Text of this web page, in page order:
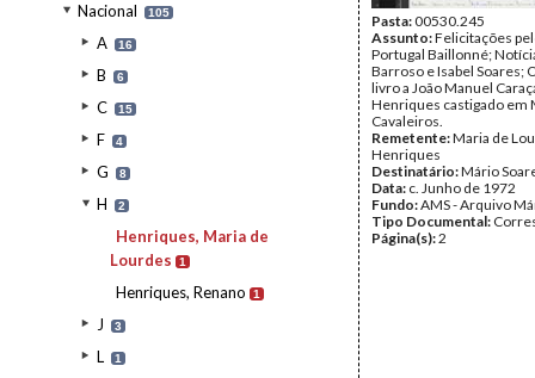
Nacional 105
A 16
B 6
C 15
F 4
G 8
H 2
Henriques, Maria de
Lourdes
1
Henriques, Renano 1
J 3
L 1
Pasta:00530.245
Assunto:Felicitações
Portugal Baillonné;
Barroso e Isabel Soares;
livro a João Manuel
Henriques castigado em
Cavaleiros.
Remetente:Maria de
Henriques
Destinatário:Mário
Data: c. Junho de 1972
Fundo:AMS - Arquivo
Tipo Documental:
Página(s):2